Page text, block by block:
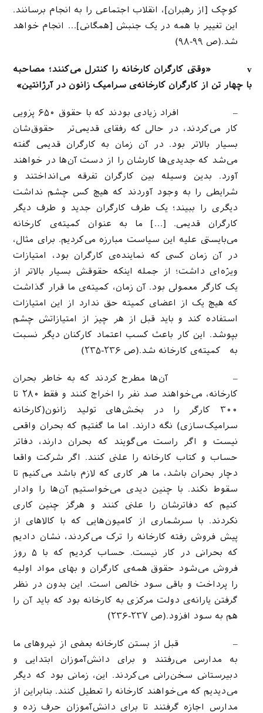
کوچک [از رهبران]، انقلاب اجتماعی را به انجام برسانند.
این تغییر با همه در یک جنبش [همگانی]… انجام خواهد
شد.(ص ۹۹-۹۸)
v
«وقتی کارگران کارخانه را کنترل می‌کنند؛ مصاحبه
با چهار تن از کارگران کارخانه‌ی سرامیک زانون در آرژانتین»
– افراد زیادی بودند که با حقوق ۶۵۰ پزویی
کار می‌کردند، در حالی که رفقای قدیمی‌تر حقوق‌شان
بسیار بالاتر بود. در آن زمان به کارگران قدیمی گفته
می‌شد که جدیدی‌ها کارشان را از دست آن‌ها در خواهند
آورد. بدین وسیله بین کارگران تفرقه می‌انداختند و
شرایطی را به وجود آوردند که هیچ کس چشم نداشت
دیگری را ببیند؛ یک طرف کارگران جدید و طرف دیگر
کارگران قدیمی. […] ما به عنوان کمیته‌ی کارخانه
می‌بایستی علیه این سیاست مبارزه می‌کردیم. برای مثال،
در آن زمان کسی که نماینده‌ی کارگران بود، امتیازات
ویژه‌ای داشت؛ از جمله اینکه حقوقش بسیار بالاتر از
یک کارگر معمولی بود. آن زمان، کمیته‌ی ما قرار گذاشت
که هیچ یک از اعضای کمیته حق ندارد از این امتیازات
استفاده کند و باید قبل از هر چیز از امتیازاتش چشم
بپوشد. این کار باعث کسب اعتماد کارکنان دیگر نسبت
به کمیته‌ی کارخانه شد.(ص ۲۳۶-۲۳۵)
– آن‌ها مطرح کردند که به خاطر بحران
کارخانه، می‌خواهند صد نفر را اخراج کنند و فقط ۲۸۰ تا
۳۰۰ کارگر را در بخش‌های تولید زانون(کارخانه
سرامیک‌سازی) نگه دارند. اما ما گفتیم که بحران واقعی
نیست و اگر راست می‌گویند که بحران دارند، دفاتر
حساب و کتاب کارخانه را علنی کنند. اگر شرکت واقعا
دچار بحران باشد، ما هر کاری که لازم باشد می‌کنیم تا
سقوط نکند. با چنین دیدی می‌خواستیم آن‌ها را وادار
کنیم که دفاترشان را علنی کنند و هرگز چنین کاری
نکردند. با سرشماری از کامیون‌هایی که با کالاهای از
پیش فروش رفته کارخانه را ترک می‌کردند، نشان دادیم
که بحرانی در کار نیست. حساب کردیم که با ۵ روز
فروش می‌شود حقوق همه‌ی کارگران و بهای مواد اولیه
را پرداخت و باقی سود خالص است. این بدون در نظر
گرفتن یارانه‌ی دولت مرکزی به کارخانه بود که باید آن را
هم به سود افزود.(ص ۲۳۷-۲۳۶)
– قبل از بستن کارخانه بعضی از نیروهای ما
به مدارس می‌رفتند و برای دانش‌آموزان ابتدایی و
دبیرستانی سخن‌رانی می‌کردند. این، زمانی بود که دیگر
می‌دیدیم که می‌خواهند کارخانه را تعطیل کنند. بنابراین از
مدارس اجازه گرفتند تا برای دانش‌آموزان حرف زده و